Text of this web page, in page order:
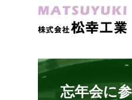
地盤改良工事
忘年会に